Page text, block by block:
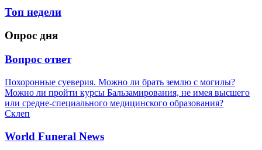
Топ недели
Опрос дня
Вопрос ответ
Похоронные суеверия. Можно ли брать землю с могилы?
Можно ли пройти курсы Бальзамирования, не имея высшего
или средне-специального медицинского образования?
Склеп
World Funeral News